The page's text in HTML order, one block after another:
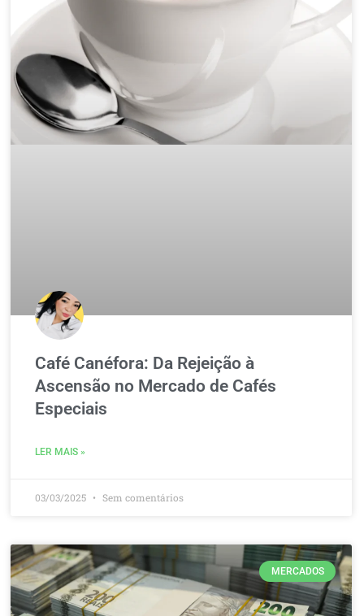
Café Canéfora: Da Rejeição à
Ascensão no Mercado de Cafés
Especiais
LER MAIS »
03/03/2025 Sem comentários
MERCADOS